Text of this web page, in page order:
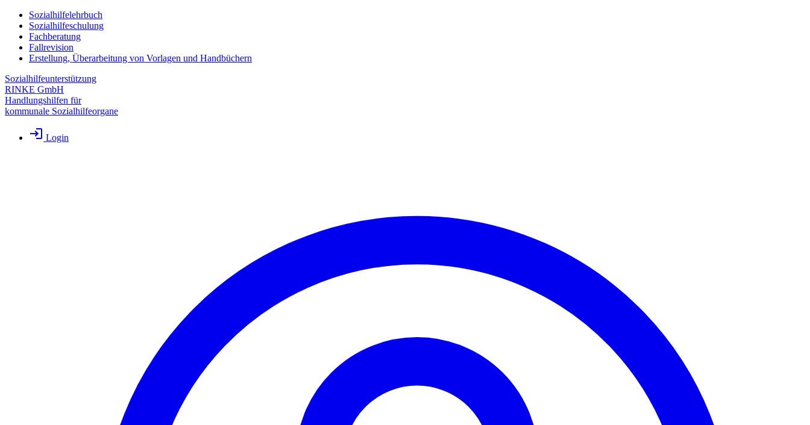
Sozialhilfelehrbuch
Sozialhilfeschulung
Fachberatung
Fallrevision
Erstellung, Überarbeitung von Vorlagen und Handbüchern
Sozialhilfeunterstützung
RINKE GmbH
Handlungshilfen für
kommunale Sozialhilfeorgane
Login